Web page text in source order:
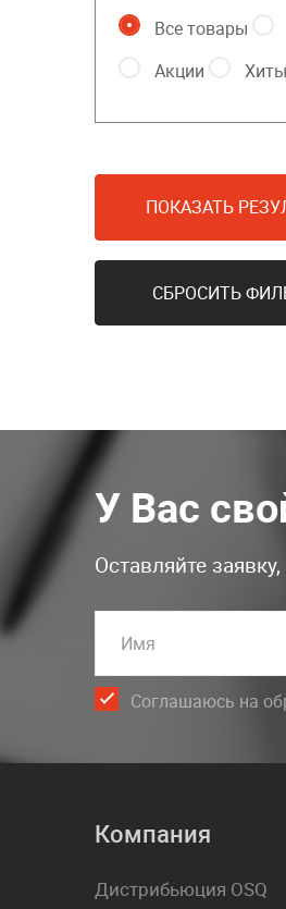
Все товары
Акции
Хиты
ПОКАЗАТЬ
СБРОСИТЬ
У Вас
Оставляйте
Имя
Соглашаюсь на
Компания
Дистрибьюция OSQ